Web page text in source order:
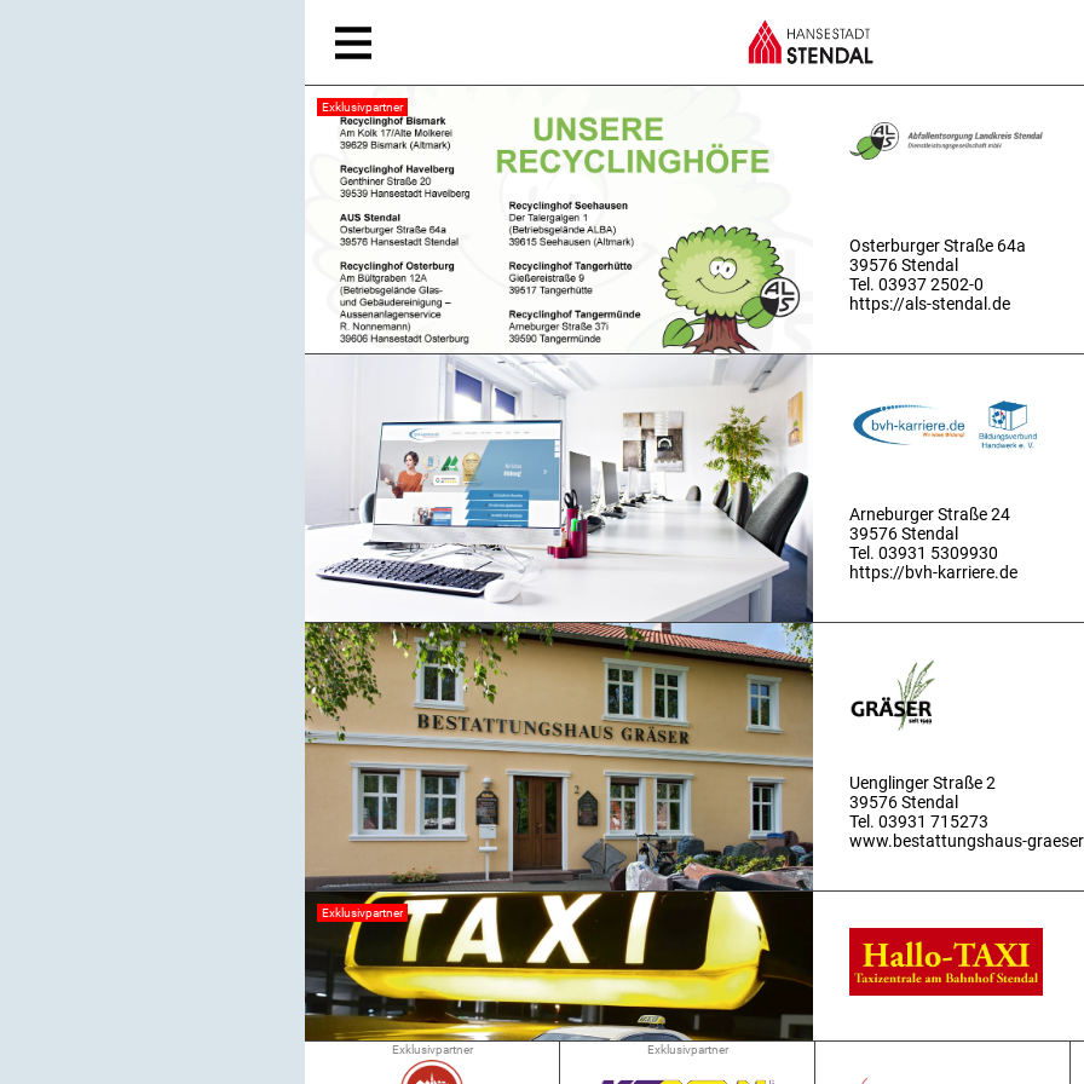
Exklusivpartner
Osterburger Straße 64a
39576 Stendal
Tel. 03937 2502-0
https://als-stendal.de
Arneburger Straße 24
39576 Stendal
Tel. 03931 5309930
https://bvh-karriere.de
Uenglinger Straße 2
39576 Stendal
Tel. 03931 715273
www.bestattungshaus-
Exklusivpartner
Exklusivpartner Exklusivpartner